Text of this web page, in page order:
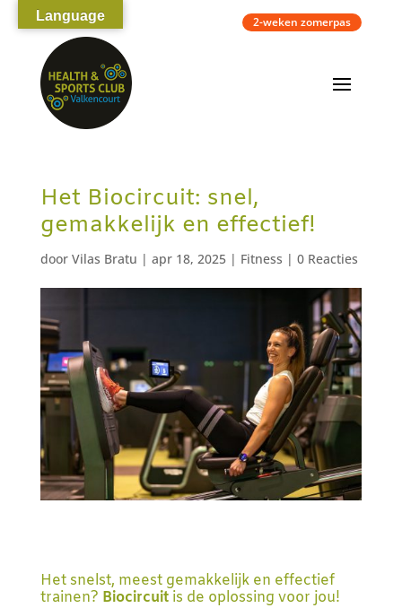
2-weken zomerpas
Het Biocircuit: snel,
gemakkelijk en effectief!
door Vilas Bratu | apr 18, 2025| Fitness | 0 Reacties
Het snelst, meest gemakkelijk en effectief
trainen? Biocircuit is de oplossing voor jou!
Language